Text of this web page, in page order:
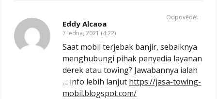
Eddy Alcaoa
7 ledna, 2021 (4:22)
Saat mobil terjebak banjir, sebaiknya
menghubungi pihak penyedia layanan
derek atau towing? Jawabannya ialah
… info lebih lanjut https://jasa-towing-
mobil.blogspot.com/
Odpovědět